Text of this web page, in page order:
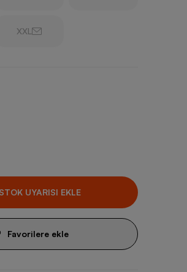
XXL
STOK UYARISI EKLE
Favorilere ekle